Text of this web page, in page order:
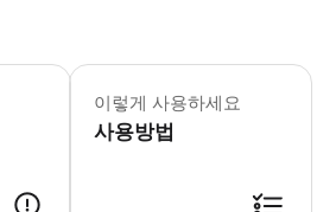
걷기에 편한 신발 착용 경치를 담을
이렇게 사용하세요
사용방법